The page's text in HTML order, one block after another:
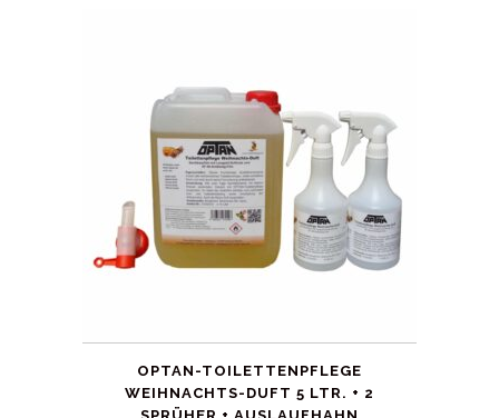
OPTAN-TOILETTENPFLEGE
WEIHNACHTS-DUFT 5 LTR. + 2